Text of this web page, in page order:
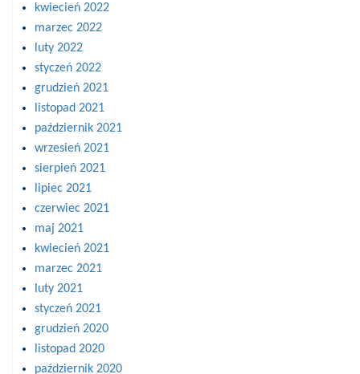
kwiecień 2022
marzec 2022
luty 2022
styczeń 2022
grudzień 2021
listopad 2021
październik 2021
wrzesień 2021
sierpień 2021
lipiec 2021
czerwiec 2021
maj 2021
kwiecień 2021
marzec 2021
luty 2021
styczeń 2021
grudzień 2020
listopad 2020
październik 2020